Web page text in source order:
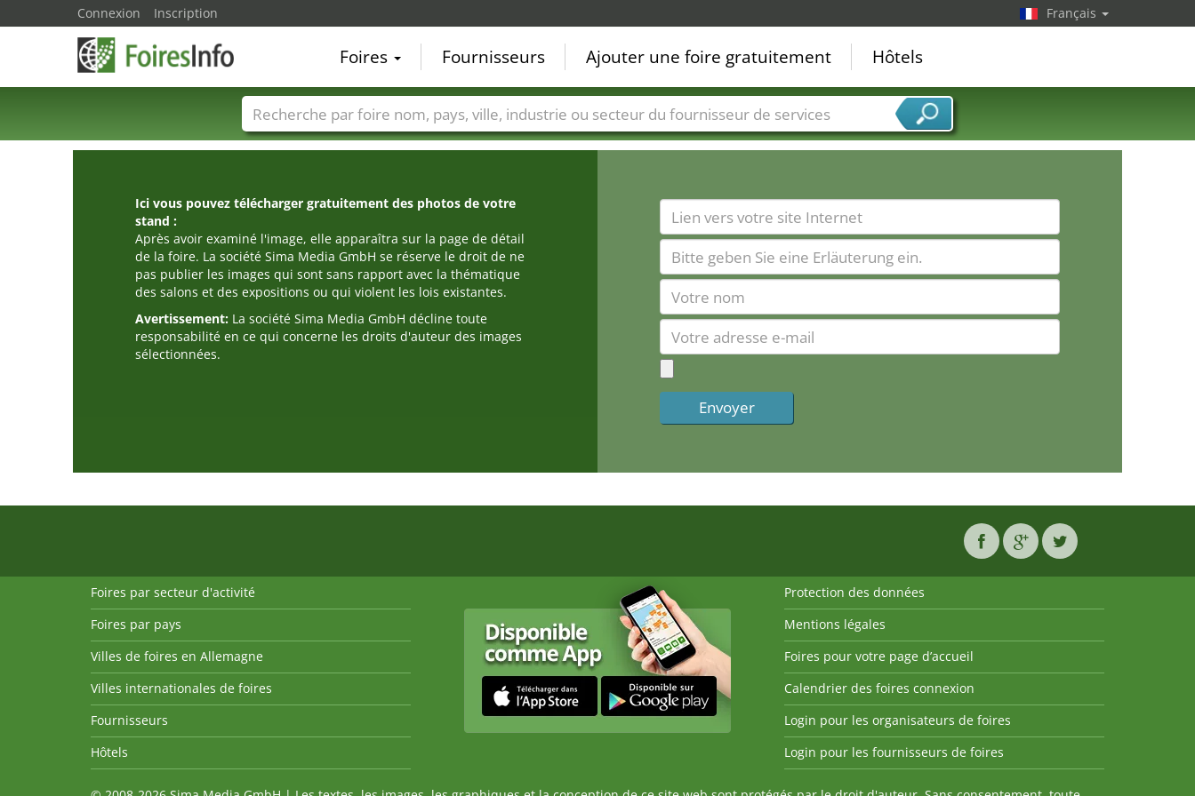
Ici vous pouvez télécharger gratuitement des photos de votre
stand :
Après avoir examiné l'image, elle apparaîtra sur la page de détail
de la foire. La société Sima Media GmbH se réserve le droit de ne
pas publier les images qui sont sans rapport avec la thématique
des salons et des expositions ou qui violent les lois existantes.
Avertissement: La société Sima Media GmbH décline toute
responsabilité en ce qui concerne les droits d'auteur des images
sélectionnées.
Connexion Inscription Français
Foires Fournisseurs Ajouter une foire gratuitement Hôtels
Foire noms Pays Villes Secteurs de foire Secteurs du fournisseur de services
Foires par secteur d'activité
Foires par pays
Villes de foires en Allemagne
Villes internationales de foires
Fournisseurs
Hôtels
Protection des données
Mentions légales
Foires pour votre page d’accueil
Calendrier des foires connexion
Login pour les organisateurs de foires
Login pour les fournisseurs de foires